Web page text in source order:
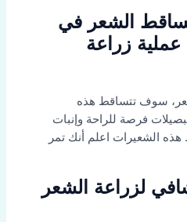
الشعر في
عملية زراعة
سوف تتساقط هذه
فرصة للراحة وإنبات
الشعيرات اعلم أنك تمر
لزراعة الشعر